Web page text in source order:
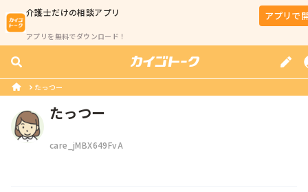
介護士だけの相談アプリ
アプリを無料でダウンロード！
アプリで
たっつー
たっつー
care_jMBX649FvA